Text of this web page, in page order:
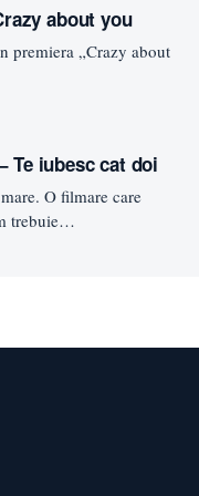
about you
premiera „Crazy about
Te iubesc cat doi
O filmare care
trebuie…